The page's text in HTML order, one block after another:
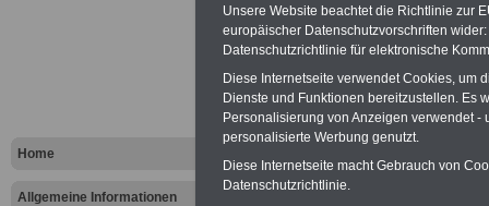
Home
Allgemeine Informationen
Sitz in
Unsere Website beachtet die Richtlinie zur
europäischer Datenschutzvorschriften
Datenschutzrichtlinie für elektronische
Diese Internetseite verwendet Cookies, um
Dienste und Funktionen bereitzustellen. Es
Personalisierung von Anzeigen verwendet
personalisierte Werbung genutzt.
Diese Internetseite macht Gebrauch von
Datenschutzrichtlinie.